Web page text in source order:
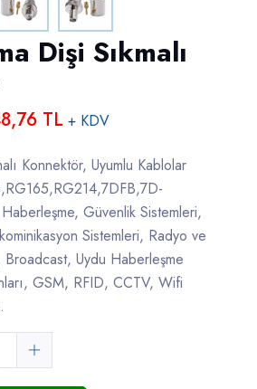
Dişi Sıkmalı
TL + KDV
Konnektör, Uyumlu Kablolar
Güvenlik Sistemleri,
Sistemleri, Radyo ve
Broadcast, Uydu Haberleşme
GSM, RFID, CCTV, Wifi